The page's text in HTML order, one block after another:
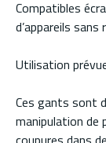
Compatibles
d’appareils
Utilisation
Ces gants sont
manipulation de